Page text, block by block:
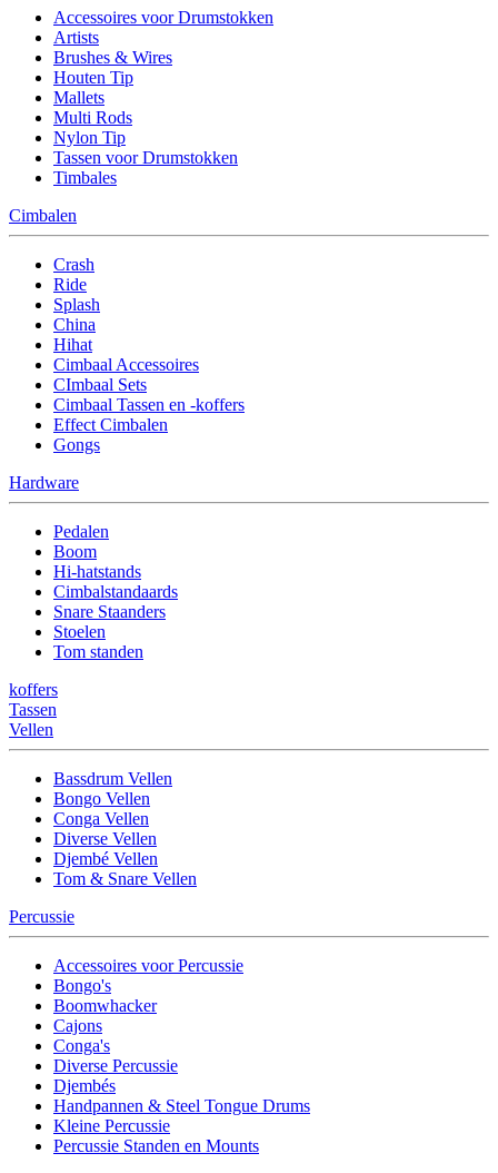
Accessoires voor Drumstokken
Artists
Brushes & Wires
Houten Tip
Mallets
Multi Rods
Nylon Tip
Tassen voor Drumstokken
Timbales
Cimbalen
Crash
Ride
Splash
China
Hihat
Cimbaal Accessoires
CImbaal Sets
Cimbaal Tassen en -koffers
Effect Cimbalen
Gongs
Hardware
Pedalen
Boom
Hi-hatstands
Cimbalstandaards
Snare Staanders
Stoelen
Tom standen
koffers
Tassen
Vellen
Bassdrum Vellen
Bongo Vellen
Conga Vellen
Diverse Vellen
Djembé Vellen
Tom & Snare Vellen
Percussie
Accessoires voor Percussie
Bongo's
Boomwhacker
Cajons
Conga's
Diverse Percussie
Djembés
Handpannen & Steel Tongue Drums
Kleine Percussie
Percussie Standen en Mounts